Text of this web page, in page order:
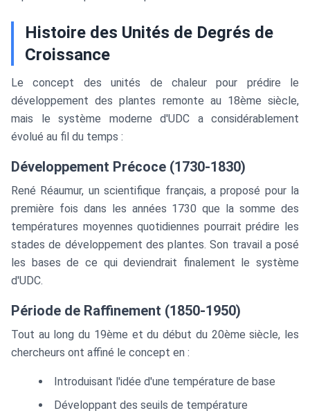
Histoire des Unités de Degrés de
Croissance
Le concept des unités de chaleur pour prédire le
développement des plantes remonte au 18ème siècle,
mais le système moderne d'UDC a considérablement
évolué au fil du temps :
Développement Précoce (1730-1830)
René Réaumur, un scientifique français, a proposé pour la
première fois dans les années 1730 que la somme des
températures moyennes quotidiennes pourrait prédire les
stades de développement des plantes. Son travail a posé
les bases de ce qui deviendrait finalement le système
d'UDC.
Période de Raffinement (1850-1950)
Tout au long du 19ème et du début du 20ème siècle, les
chercheurs ont affiné le concept en :
Introduisant l'idée d'une température de base
Développant des seuils de température